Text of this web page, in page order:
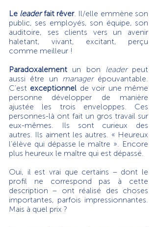
Le leader fait rêver. Il/elle emmène son
public, ses employés, son équipe, son
auditoire, ses clients vers un avenir
haletant, vivant, excitant, perçu
comme meilleur !
Paradoxalement un bon leader peut
aussi être un manager épouvantable.
C’est exceptionnel de voir une même
personne développer de manière
ajustée les trois enveloppes. Ces
personnes-là ont fait un gros travail sur
eux-mêmes. Ils sont curieux des
autres. Ils aiment les autres. « Heureux
l’élève qui dépasse le maître ». Encore
plus heureux le maître qui est dépassé.
Oui, il est vrai que certains – dont le
profil ne correspond pas à cette
description – ont réalisé des choses
importantes, parfois impressionnantes.
Mais à quel prix ?